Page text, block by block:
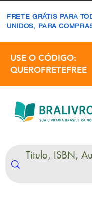
FRETE GRÁTIS PARA
UNIDOS, PARA
USE O CÓDIGO:
QUEROFRETEFREE